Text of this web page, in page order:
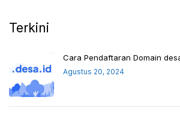
Terkini
Cara Pendaftaran Domain
Agustus 20, 2024